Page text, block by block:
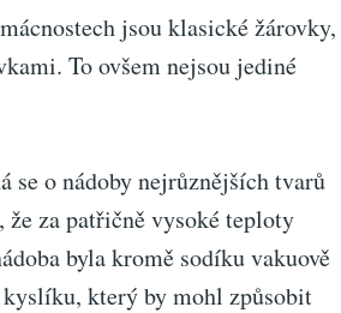
jsou klasické žárovky,
To ovšem nejsou jediné
se o nádoby nejrůznějších tvarů
za patřičně vysoké teploty
byla kromě sodíku vakuově
který by mohl způsobit